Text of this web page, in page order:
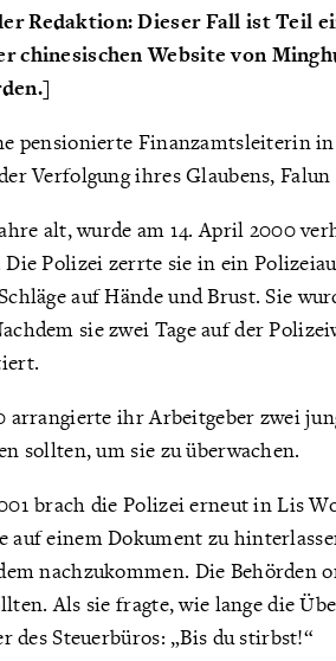
Redaktion: Dieser Fall ist Teil
chinesischen Website von
pensionierte Finanzamtsleiterin
Verfolgung ihres Glaubens,
alt, wurde am 14. April 2000
Die Polizei zerrte sie in ein
auf Hände und Brust. Sie
sie zwei Tage auf der
arrangierte ihr Arbeitgeber zwei
sollten, um sie zu überwachen.
brach die Polizei erneut in Lis
auf einem Dokument zu
nachzukommen. Die Behörden
Als sie fragte, wie lange die
des Steuerbüros: „Bis du stirbst!“